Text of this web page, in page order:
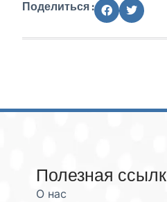
Поделиться :
Полезная
О нас